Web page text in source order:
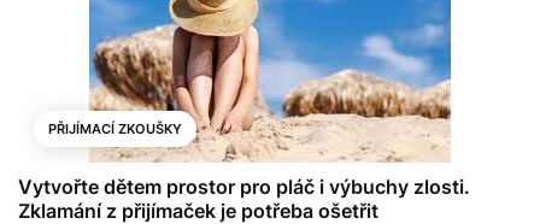
PŘIJÍMACÍ ZKOUŠKY
Vytvořte dětem prostor pro pláč i výbuchy zlosti.
Zklamání z přijímaček je potřeba ošetřit